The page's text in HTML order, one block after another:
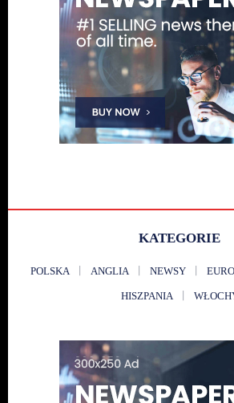
KATEGORIE
POLSKA ANGLIA NEWSY
HISZPANIA